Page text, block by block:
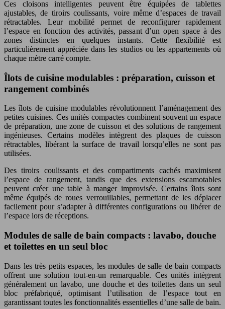
Ces cloisons intelligentes peuvent être équipées de tablettes
ajustables, de tiroirs coulissants, voire même d’espaces de travail
rétractables. Leur mobilité permet de reconfigurer rapidement
l’espace en fonction des activités, passant d’un open space à des
zones distinctes en quelques instants. Cette flexibilité est
particulièrement appréciée dans les studios ou les appartements où
chaque mètre carré compte.
Îlots de cuisine modulables : préparation, cuisson et
rangement combinés
Les îlots de cuisine modulables révolutionnent l’aménagement des
petites cuisines. Ces unités compactes combinent souvent un espace
de préparation, une zone de cuisson et des solutions de rangement
ingénieuses. Certains modèles intègrent des plaques de cuisson
rétractables, libérant la surface de travail lorsqu’elles ne sont pas
utilisées.
Des tiroirs coulissants et des compartiments cachés maximisent
l’espace de rangement, tandis que des extensions escamotables
peuvent créer une table à manger improvisée. Certains îlots sont
même équipés de roues verrouillables, permettant de les déplacer
facilement pour s’adapter à différentes configurations ou libérer de
l’espace lors de réceptions.
Modules de salle de bain compacts : lavabo, douche
et toilettes en un seul bloc
Dans les très petits espaces, les modules de salle de bain compacts
offrent une solution tout-en-un remarquable. Ces unités intègrent
généralement un lavabo, une douche et des toilettes dans un seul
bloc préfabriqué, optimisant l’utilisation de l’espace tout en
garantissant toutes les fonctionnalités essentielles d’une salle de bain.